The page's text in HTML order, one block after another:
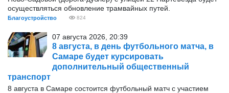
осуществляться обновление трамвайных путей.
Благоустройство 824
07 августа 2026, 20:39
8 августа, в день футбольного матча, в
Самаре будет курсировать
дополнительный общественный
транспорт
8 августа в Самаре состоится футбольный матч с участием